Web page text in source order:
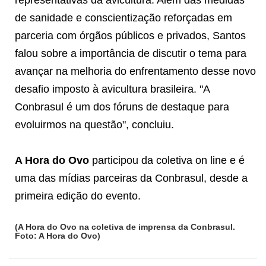
de sanidade e conscientização reforçadas em
parceria com órgãos públicos e privados, Santos
falou sobre a importância de discutir o tema para
avançar na melhoria do enfrentamento desse novo
desafio imposto à avicultura brasileira. "A
Conbrasul é um dos fóruns de destaque para
evoluirmos na questão", concluiu.
A Hora do Ovo participou da coletiva on line e é
uma das mídias parceiras da Conbrasul, desde a
primeira edição do evento.
(A Hora do Ovo na coletiva de imprensa da Conbrasul.
Foto: A Hora do Ovo)